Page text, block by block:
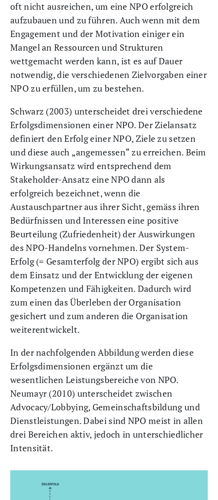
oft nicht ausreichen, um eine NPO erfolgreich
aufzubauen und zu führen. Auch wenn mit dem
Engagement und der Motivation einiger ein
Mangel an Ressourcen und Strukturen
wettgemacht werden kann, ist es auf Dauer
notwendig, die verschiedenen Zielvorgaben einer
NPO zu erfüllen, um zu bestehen.
Schwarz (2003) unterscheidet drei verschiedene
Erfolgsdimensionen einer NPO. Der Zielansatz
definiert den Erfolg einer NPO, Ziele zu setzen
und diese auch „angemessen“ zu erreichen. Beim
Wirkungsansatz wird entsprechend dem
Stakeholder-Ansatz eine NPO dann als
erfolgreich bezeichnet, wenn die
Austauschpartner aus ihrer Sicht, gemäss ihren
Bedürfnissen und Interessen eine positive
Beurteilung (Zufriedenheit) der Auswirkungen
des NPO-Handelns vornehmen. Der System-
Erfolg (= Gesamterfolg der NPO) ergibt sich aus
dem Einsatz und der Entwicklung der eigenen
Kompetenzen und Fähigkeiten. Dadurch wird
zum einen das Überleben der Organisation
gesichert und zum anderen die Organisation
weiterentwickelt.
In der nachfolgenden Abbildung werden diese
Erfolgsdimensionen ergänzt um die
wesentlichen Leistungsbereiche von NPO.
Neumayr (2010) unterscheidet zwischen
Advocacy/Lobbying, Gemeinschaftsbildung und
Dienstleistungen. Dabei sind NPO meist in allen
drei Bereichen aktiv, jedoch in unterschiedlicher
Intensität.